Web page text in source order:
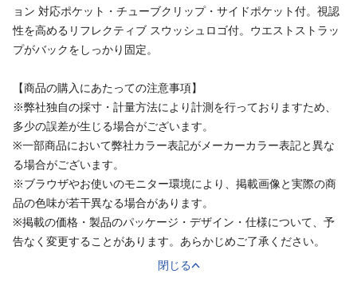
ョン 対応ポケット・チューブクリップ・サイドポケット付。視認
性を高めるリフレクティブ スウッシュロゴ付。ウエストストラッ
プがバックをしっかり固定。
【商品の購入にあたっての注意事項】
※弊社独自の採寸・計量方法により計測を行っておりますため、
多少の誤差が生じる場合がございます。
※一部商品において弊社カラー表記がメーカーカラー表記と異な
る場合がございます。
※ブラウザやお使いのモニター環境により、掲載画像と実際の商
品の色味が若干異なる場合があります。
※掲載の価格・製品のパッケージ・デザイン・仕様について、予
告なく変更することがあります。あらかじめご了承ください。
閉じる